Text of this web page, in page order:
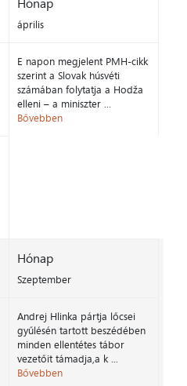
április
E napon megjelent PMH-cikk
szerint a Slovak húsvéti
számában folytatja a Hodža
elleni – a miniszter ...
Bővebben
Hónap
Szeptember
Andrej Hlinka pártja lőcsei
gyűlésén tartott beszédében
minden ellentétes tábor
vezetőit támadja,a k ...
Bővebben